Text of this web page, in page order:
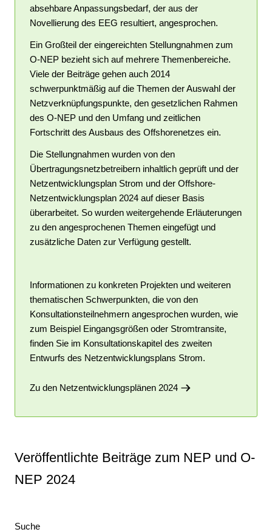
absehbare Anpassungsbedarf, der aus der
Novellierung des EEG resultiert, angesprochen.
Ein Großteil der eingereichten Stellungnahmen zum
O-NEP bezieht sich auf mehrere Themenbereiche.
Viele der Beiträge gehen auch 2014
schwerpunktmäßig auf die Themen der Auswahl der
Netzverknüpfungspunkte, den gesetzlichen Rahmen
des O-NEP und den Umfang und zeitlichen
Fortschritt des Ausbaus des Offshorenetzes ein.
Die Stellungnahmen wurden von den
Übertragungsnetzbetreibern inhaltlich geprüft und der
Netzentwicklungsplan Strom und der Offshore-
Netzentwicklungsplan 2024 auf dieser Basis
überarbeitet. So wurden weitergehende Erläuterungen
zu den angesprochenen Themen eingefügt und
zusätzliche Daten zur Verfügung gestellt.
Informationen zu konkreten Projekten und weiteren
thematischen Schwerpunkten, die von den
Konsultationsteilnehmern angesprochen wurden, wie
zum Beispiel Eingangsgrößen oder Stromtransite,
finden Sie im Konsultationskapitel des zweiten
Entwurfs des Netzentwicklungsplans Strom.
Zu den Netzentwicklungsplänen 2024
Veröffentlichte Beiträge zum NEP und O-
NEP 2024
Suche